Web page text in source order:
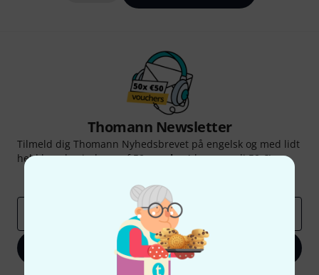
Thomann Newsletter
Tilmeld dig Thomann Nyhedsbrevet på engelsk og med lidt
held kan du vinde en af50 gavekorthver værdi50 €!
Tilmeld dig nu